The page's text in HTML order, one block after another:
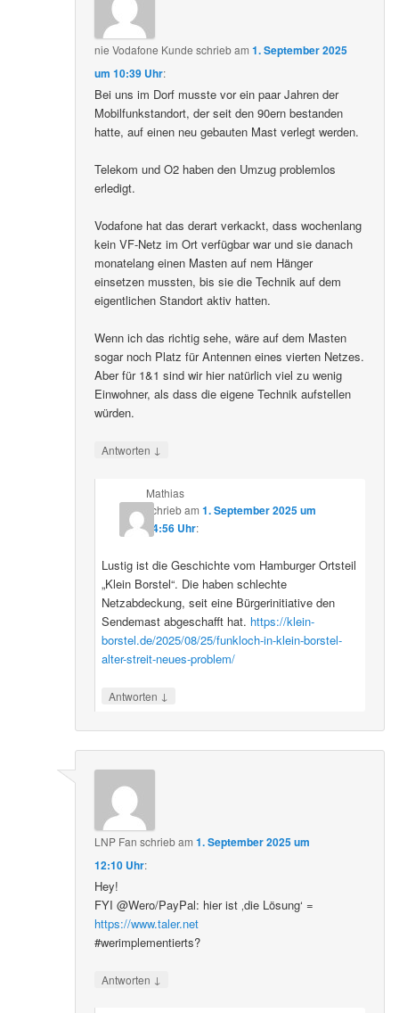
nie Vodafone Kunde schriebam1. September 2025
um 10:39 Uhr:
Bei uns im Dorf musste vor ein paar Jahren der
Mobilfunkstandort, der seit den 90ern bestanden
hatte, auf einen neu gebauten Mast verlegt werden.
Telekom und O2 haben den Umzug problemlos
erledigt.
Vodafone hat das derart verkackt, dass wochenlang
kein VF-Netz im Ort verfügbar war und sie danach
monatelang einen Masten auf nem Hänger
einsetzen mussten, bis sie die Technik auf dem
eigentlichen Standort aktiv hatten.
Wenn ich das richtig sehe, wäre auf dem Masten
sogar noch Platz für Antennen eines vierten Netzes.
Aber für 1&1 sind wir hier natürlich viel zu wenig
Einwohner, als dass die eigene Technik aufstellen
würden.
Antworten ↓
Mathias
schriebam 1. September 2025 um
14:56 Uhr:
Lustig ist die Geschichte vom Hamburger Ortsteil
„Klein Borstel“. Die haben schlechte
Netzabdeckung, seit eine Bürgerinitiative den
Sendemast abgeschafft hat. https://klein-
borstel.de/2025/08/25/funkloch-in-klein-borstel-
alter-streit-neues-problem/
Antworten ↓
LNP Fan schriebam1. September 2025 um
12:10 Uhr:
Hey!
FYI @Wero/PayPal: hier ist ‚die Lösung‘ =
https://www.taler.net
#werimplementierts?
Antworten ↓